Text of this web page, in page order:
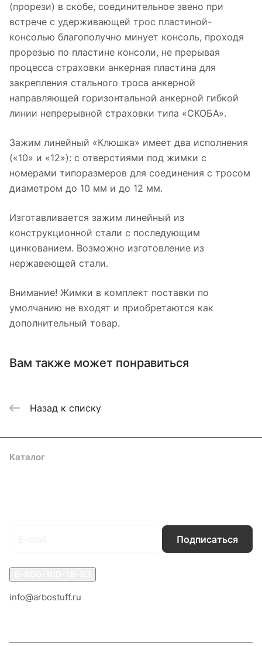
(прорези) в скобе, соединительное звено при
встрече с удерживающей трос пластиной-
консолью благополучно минует консоль, проходя
прорезью по пластине консоли, не прерывая
процесса страховки анкерная пластина для
закрепления стального троса анкерной
направляющей горизонтальной анкерной гибкой
линии непрерывной страховки типа «СКОБА».
Зажим линейный «Клюшка» имеет два исполнения
(«10» и «12»): с отверстиями под жимки с
номерами типоразмеров для соединения с тросом
диаметром до 10 мм и до 12 мм.
Изготавливается зажим линейный из
конструкционной стали с последующим
цинкованием. Возможно изготовление из
нержавеющей стали.
Внимание! Жимки в комплект поставки по
умолчанию не входят и приобретаются как
дополнительный товар.
Вам также может понравиться
Назад к списку
Каталог
Подписаться
info@arbostuff.ru